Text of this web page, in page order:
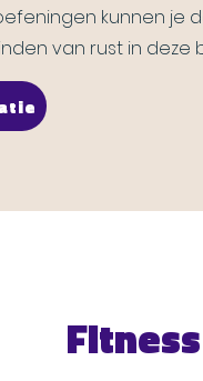
kunnen je
van rust in deze